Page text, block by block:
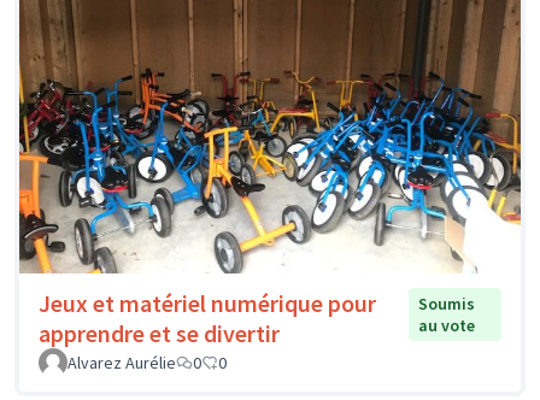
Jeux et matériel numérique pour
apprendre et se divertir
Soumis
au vote
Alvarez Aurélie
0 0